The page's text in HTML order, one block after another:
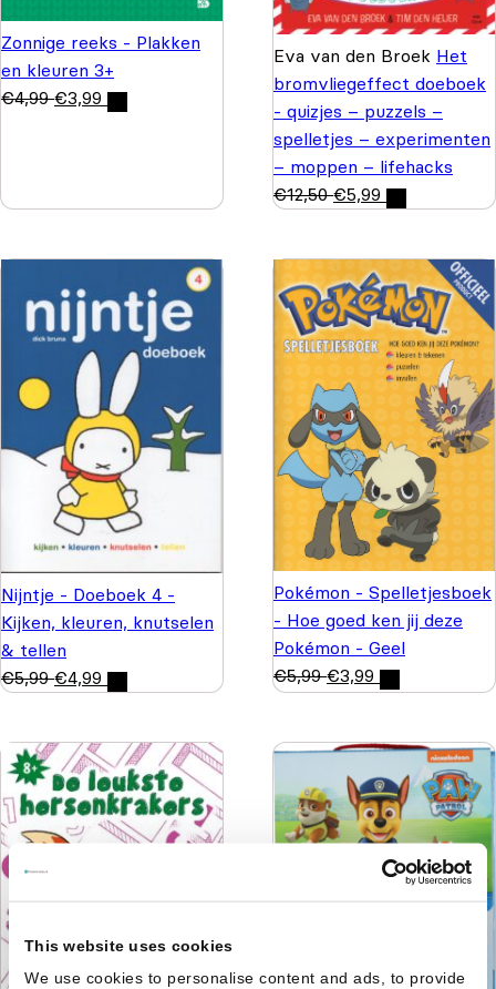
This website uses cookies
We use cookies to personalise content and ads, to provide
Zonnige reeks - Plakken
en kleuren 3+
€4,99 €3,99
Eva van den Broek Het
bromvliegeffect doeboek
- quizjes – puzzels –
spelletjes – experimenten
– moppen – lifehacks
€12,50 €5,99
Nijntje - Doeboek 4 -
Kijken, kleuren, knutselen
& tellen
€5,99 €4,99
Pokémon - Spelletjesboek
- Hoe goed ken jij deze
Pokémon - Geel
€5,99 €3,99